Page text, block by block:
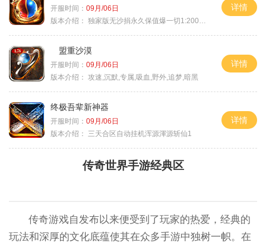
开服时间： 09月/06日
版本介绍： 独家版无沙捐永久保值爆一切1:2000回1
详情
盟重沙漠
开服时间： 09月/06日
版本介绍： 攻速,沉默,专属,吸血,野外,追梦,暗黑
详情
终极吾辈新神器
开服时间： 09月/06日
版本介绍：
三天合区自动挂机浑源渾源斩仙1
详情
传奇世界手游经典区
传奇游戏自发布以来便受到了玩家的热爱，经典的
玩法和深厚的文化底蕴使其在众多手游中独树一帜。在